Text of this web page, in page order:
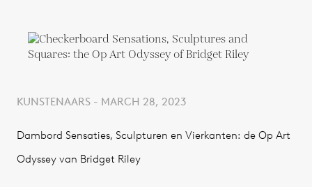
KUNSTENAARS - MARCH 28, 2023
Dambord Sensaties, Sculpturen en Vierkanten: de Op Art
Odyssey van Bridget Riley